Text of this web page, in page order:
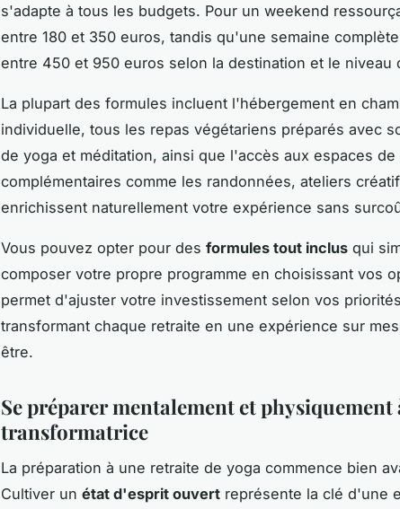
s'adapte à tous les budgets. Pour un weekend
entre 180 et 350 euros, tandis qu'une semaine
entre 450 et 950 euros selon la destination et le niveau
La plupart des formules incluent l'hébergement en
individuelle, tous les repas végétariens préparés avec
de yoga et méditation, ainsi que l'accès aux espaces
complémentaires comme les randonnées, ateliers
enrichissent naturellement votre expérience sans
Vous pouvez opter pour des formules tout inclus qui
composer votre propre programme en choisissant vos
permet d'ajuster votre investissement selon vos
transformant chaque retraite en une expérience sur
être.
Se préparer mentalement et physiquement
transformatrice
La préparation à une retraite de yoga commence bien
Cultiver un état d'esprit ouvert représente la clé d'une